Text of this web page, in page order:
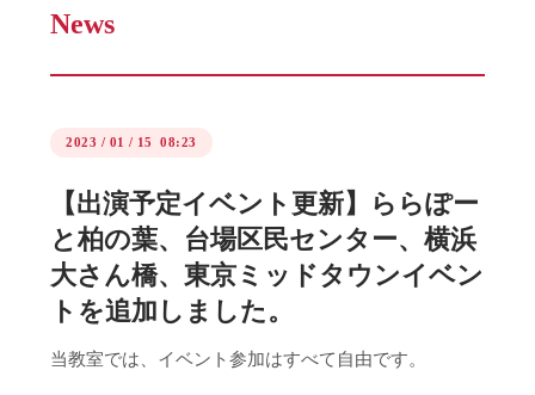
News
2023 / 01 / 15 08:23
【出演予定イベント更新】ららぽー
と柏の葉、台場区民センター、横浜
大さん橋、東京ミッドタウンイベン
トを追加しました。
当教室では、イベント参加はすべて自由です。